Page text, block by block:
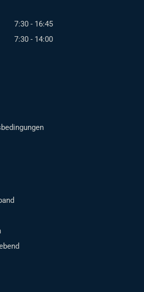
7:30 - 16:45
7:30 - 14:00